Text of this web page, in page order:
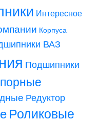
Интересное
Корпуса
ВАЗ
Подшипники
Редуктор
Роликовые